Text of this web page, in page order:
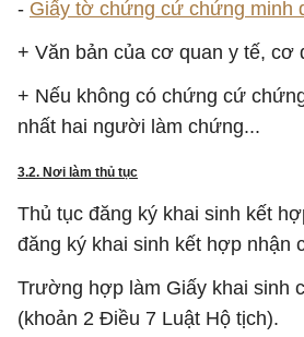
- Giấy tờ chứng cứ chứng minh
+ Văn bản của cơ quan y tế, cơ
+ Nếu không có chứng cứ
nhất hai người làm chứng...
3.2. Nơi làm thủ tục
Thủ tục đăng ký khai sinh kết
đăng ký khai sinh kết hợp nhận
Trường hợp làm Giấy khai sinh
(khoản 2 Điều 7 Luật Hộ tịch).